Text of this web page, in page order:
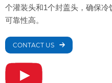
个灌装头和1个封盖头，确保冷
可靠性高。
CONTACT US